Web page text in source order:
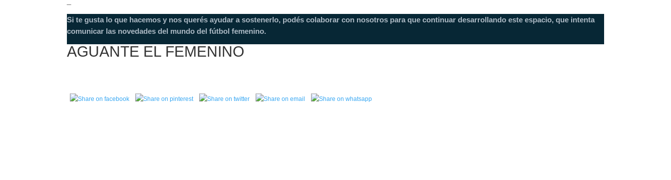
Si te gusta lo que hacemos y nos querés ayudar a sostenerlo, podés colaborar con nosotros para que continuar desarrollando este espacio, que intenta
comunicar las novedades del mundo del fútbol femenino.
AGUANTE EL FEMENINO